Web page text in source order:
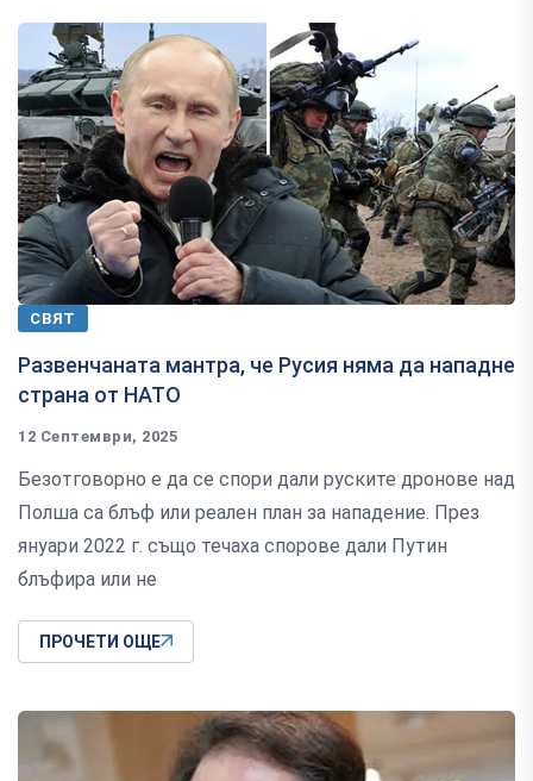
СВЯТ
Развенчаната мантра, че Русия няма да нападне
страна от НАТО
12 Септември, 2025
Безотговорно е да се спори дали руските дронове над
Полша са блъф или реален план за нападение. През
януари 2022 г. също течаха спорове дали Путин
блъфира или не
ПРОЧЕТИ ОЩЕ